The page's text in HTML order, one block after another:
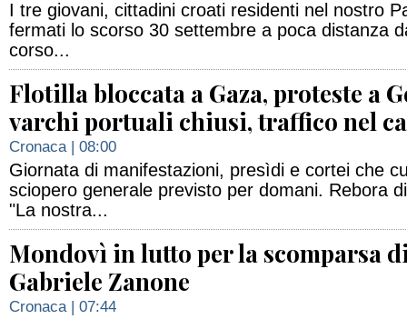
I tre giovani, cittadini croati residenti nel nostro
fermati lo scorso 30 settembre a poca distanza
corso...
Flotilla bloccata a Gaza, proteste a
varchi portuali chiusi, traffico nel
Cronaca| 08:00
Giornata di manifestazioni, presìdi e cortei che
sciopero generale previsto per domani. Rebora
"La nostra...
Mondovì in lutto per la scomparsa
Gabriele Zanone
Cronaca| 07:44